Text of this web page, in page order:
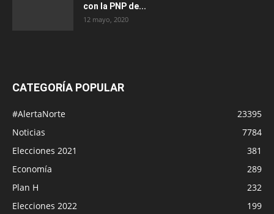
con la PNP de...
12 mayo, 2020
CATEGORÍA POPULAR
#AlertaNorte
23395
Noticias
7784
Elecciones 2021
381
Economía
289
Plan H
232
Elecciones 2022
199